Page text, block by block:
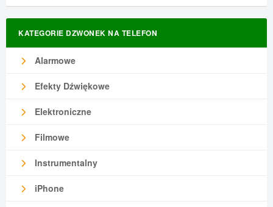
KATEGORIE DZWONEK NA TELEFON
Alarmowe
Efekty Dźwiękowe
Elektroniczne
Filmowe
Instrumentalny
iPhone